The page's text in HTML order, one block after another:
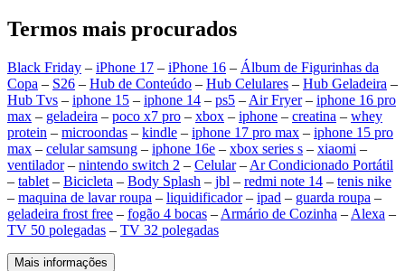
Termos mais procurados
Black Friday – iPhone 17 – iPhone 16 – Álbum de Figurinhas da
Copa – S26 – Hub de Conteúdo – Hub Celulares – Hub Geladeira –
Hub Tvs – iphone 15 – iphone 14 – ps5 – Air Fryer– iphone 16 pro
max – geladeira – poco x7 pro – xbox – iphone – creatina – whey
protein – microondas – kindle – iphone 17 pro max – iphone 15 pro
max – celular samsung – iphone 16e – xbox series s – xiaomi –
ventilador– nintendo switch 2 – Celular– Ar Condicionado Portátil
– tablet – Bicicleta – Body Splash – jbl – redmi note 14 – tenis nike
– maquina de lavar roupa – liquidificador– ipad – guarda roupa –
geladeira frost free – fogão 4 bocas – Armário de Cozinha – Alexa –
TV 50 polegadas – TV 32 polegadas
Mais informações